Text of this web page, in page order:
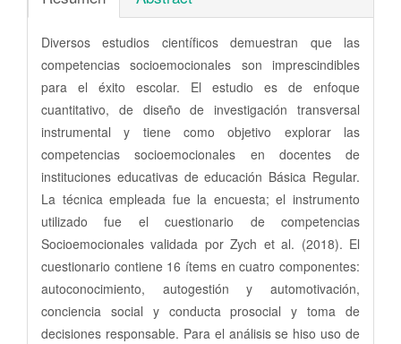
Diversos estudios científicos demuestran que las
competencias socioemocionales son imprescindibles
para el éxito escolar. El estudio es de enfoque
cuantitativo, de diseño de investigación transversal
instrumental y tiene como objetivo explorar las
competencias socioemocionales en docentes de
instituciones educativas de educación Básica Regular.
La técnica empleada fue la encuesta; el instrumento
utilizado fue el cuestionario de competencias
Socioemocionales validada por Zych et al. (2018). El
cuestionario contiene 16 ítems en cuatro componentes:
autoconocimiento, autogestión y automotivación,
conciencia social y conducta prosocial y toma de
decisiones responsable. Para el análisis se hiso uso de